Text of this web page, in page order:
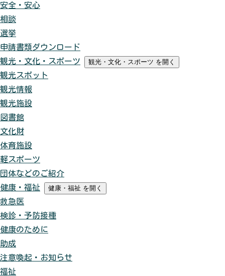
安全・安心
相談
選挙
申請書類ダウンロード
観光・文化・スポーツ
観光・文化・スポーツ を開く
観光スポット
観光情報
観光施設
図書館
文化財
体育施設
軽スポーツ
団体などのご紹介
健康・福祉
健康・福祉 を開く
救急医
検診・予防接種
健康のために
助成
注意喚起・お知らせ
福祉